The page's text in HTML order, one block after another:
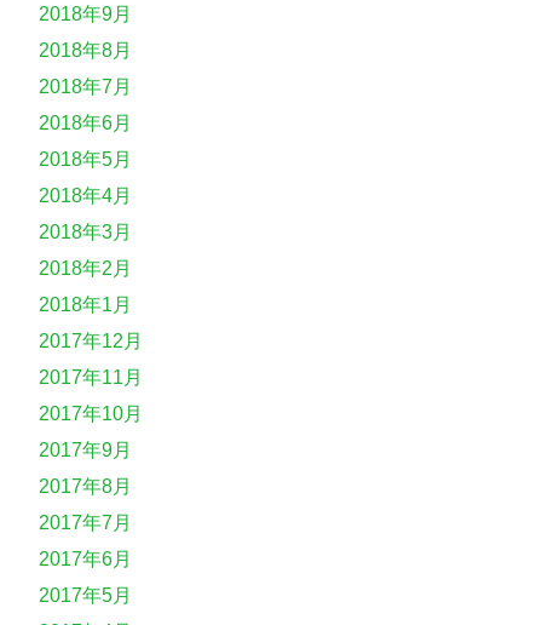
2018年9月
2018年8月
2018年7月
2018年6月
2018年5月
2018年4月
2018年3月
2018年2月
2018年1月
2017年12月
2017年11月
2017年10月
2017年9月
2017年8月
2017年7月
2017年6月
2017年5月